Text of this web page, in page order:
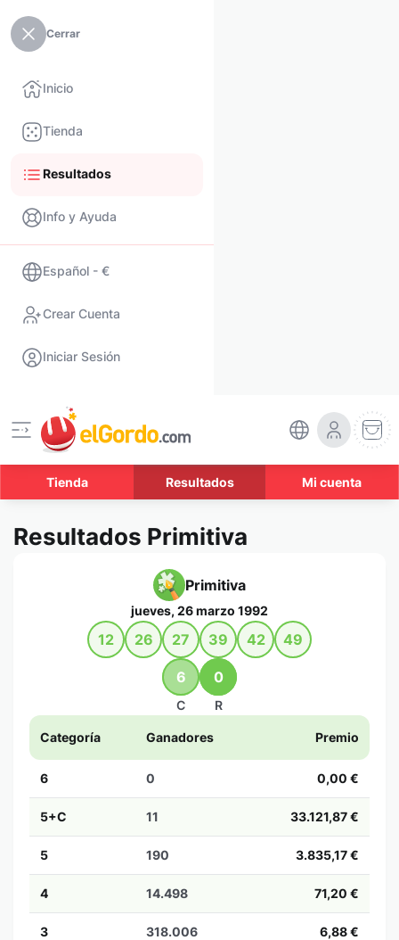
Cerrar
Inicio
Tienda
Resultados
Info y Ayuda
Español - €
Crear Cuenta
Iniciar Sesión
Tienda Resultados Mi cuenta
Resultados Primitiva
Primitiva
jueves, 26 marzo 1992
12 26 27 39 42 49
6
C
0
R
Categoría Ganadores Premio
6 0 0,00 €
5+C 11 33.121,87 €
5 190 3.835,17 €
4 14.498 71,20 €
3 318.006 6,88 €